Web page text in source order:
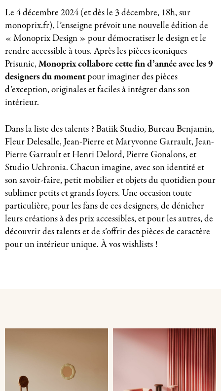
Le 4 décembre 2024 (et dès le 3 décembre, 18h, sur
monoprix.fr), l’enseigne prévoit une nouvelle édition de
« Monoprix Design » pour démocratiser le design et le
rendre accessible à tous. Après les pièces iconiques
Prisunic,Monoprix collabore cette fin d’année avec les 9
designers du momentpour imaginer des pièces
d’exception, originales et faciles à intégrer dans son
intérieur.
Dans la liste des talents ? Batiik Studio, Bureau Benjamin,
Fleur Delesalle, Jean-Pierre et Maryvonne Garrault, Jean-
Pierre Garrault et Henri Delord, Pierre Gonalons, et
Studio Uchronia. Chacun imagine, avec son identité et
son savoir-faire, petit mobilier et objets du quotidien pour
sublimer petits et grands foyers. Une occasion toute
particulière, pour les fans de ces designers, de dénicher
leurs créations à des prix accessibles, et pour les autres, de
découvrir des talents et de s’offrir des pièces de caractère
pour un intérieur unique. À vos wishlists !